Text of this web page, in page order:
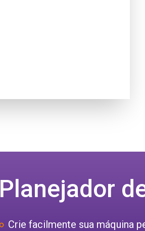
Planejador
Crie facilmente sua máquina